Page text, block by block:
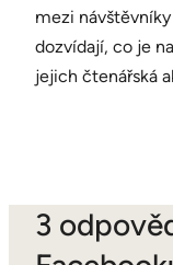
mezi
dozvídají, co je
jejich čtenářská
3